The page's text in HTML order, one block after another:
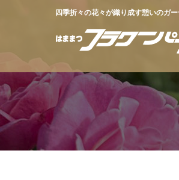
四季折々の花々が織り成す憩いのガ